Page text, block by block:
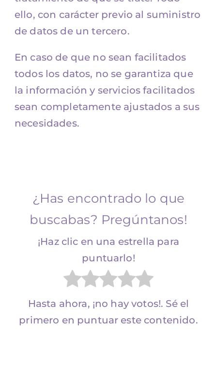
ello, con carácter previo al suministro
de datos de un tercero.
En caso de que no sean facilitados
todos los datos, no se garantiza que
la información y servicios facilitados
sean completamente ajustados a sus
necesidades.
¿Has encontrado lo que
buscabas? Pregúntanos!
¡Haz clic en una estrella para
puntuarlo!
Hasta ahora, ¡no hay votos!. Sé el
primero en puntuar este contenido.